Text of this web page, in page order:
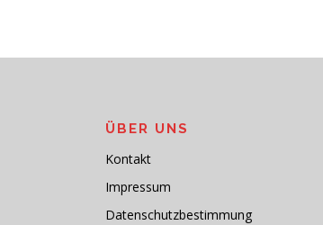
ÜBER UNS
Kontakt
Impressum
Datenschutzbestimmung